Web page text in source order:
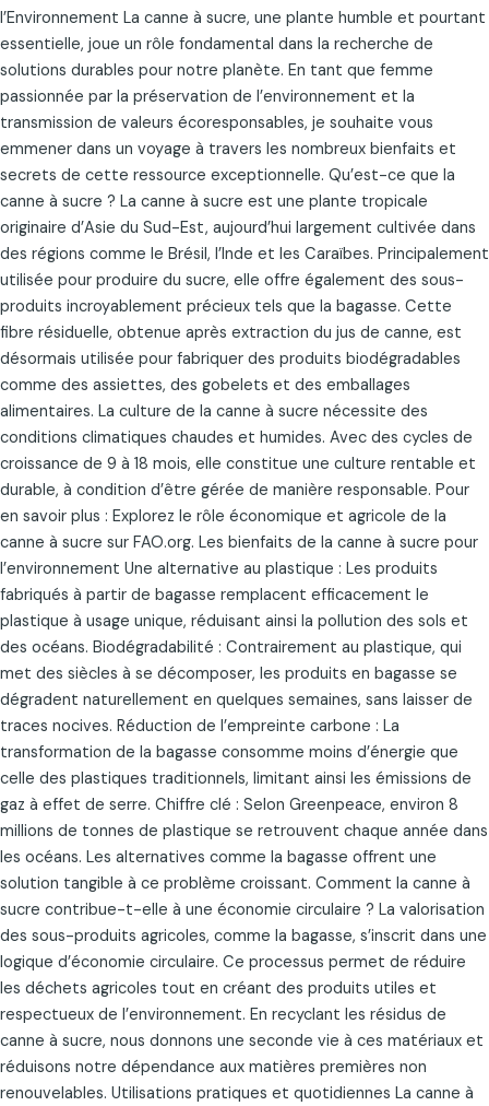
l’Environnement La canne à sucre, une plante humble et pourtant
essentielle, joue un rôle fondamental dans la recherche de
solutions durables pour notre planète. En tant que femme
passionnée par la préservation de l’environnement et la
transmission de valeurs écoresponsables, je souhaite vous
emmener dans un voyage à travers les nombreux bienfaits et
secrets de cette ressource exceptionnelle. Qu’est-ce que la
canne à sucre ? La canne à sucre est une plante tropicale
originaire d’Asie du Sud-Est, aujourd’hui largement cultivée dans
des régions comme le Brésil, l’Inde et les Caraïbes. Principalement
utilisée pour produire du sucre, elle offre également des sous-
produits incroyablement précieux tels que la bagasse. Cette
fibre résiduelle, obtenue après extraction du jus de canne, est
désormais utilisée pour fabriquer des produits biodégradables
comme des assiettes, des gobelets et des emballages
alimentaires. La culture de la canne à sucre nécessite des
conditions climatiques chaudes et humides. Avec des cycles de
croissance de 9 à 18 mois, elle constitue une culture rentable et
durable, à condition d’être gérée de manière responsable. Pour
en savoir plus : Explorez le rôle économique et agricole de la
canne à sucre sur FAO.org. Les bienfaits de la canne à sucre pour
l’environnement Une alternative au plastique : Les produits
fabriqués à partir de bagasse remplacent efficacement le
plastique à usage unique, réduisant ainsi la pollution des sols et
des océans. Biodégradabilité : Contrairement au plastique, qui
met des siècles à se décomposer, les produits en bagasse se
dégradent naturellement en quelques semaines, sans laisser de
traces nocives. Réduction de l’empreinte carbone : La
transformation de la bagasse consomme moins d’énergie que
celle des plastiques traditionnels, limitant ainsi les émissions de
gaz à effet de serre. Chiffre clé : Selon Greenpeace, environ 8
millions de tonnes de plastique se retrouvent chaque année dans
les océans. Les alternatives comme la bagasse offrent une
solution tangible à ce problème croissant. Comment la canne à
sucre contribue-t-elle à une économie circulaire ? La valorisation
des sous-produits agricoles, comme la bagasse, s’inscrit dans une
logique d’économie circulaire. Ce processus permet de réduire
les déchets agricoles tout en créant des produits utiles et
respectueux de l’environnement. En recyclant les résidus de
canne à sucre, nous donnons une seconde vie à ces matériaux et
réduisons notre dépendance aux matières premières non
renouvelables. Utilisations pratiques et quotidiennes La canne à